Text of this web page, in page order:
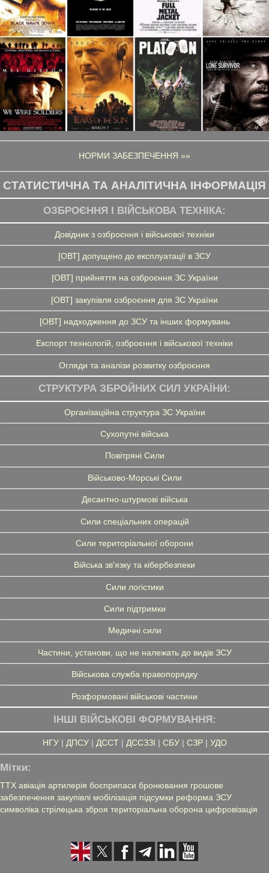
НОРМИ ЗАБЕЗПЕЧЕННЯ »»
СТАТИСТИЧНА ТА АНАЛІТИЧНА ІНФОРМАЦІЯ
ОЗБРОЄННЯ І ВІЙСЬКОВА ТЕХНІКА:
Довідник з озброєння і військової техніки
[ОВТ] допущено до експлуатації в ЗСУ
[ОВТ] прийняття на озброєння ЗС України
[ОВТ] закупівля озброєння для ЗС України
[ОВТ] надходження до ЗСУ та інших формувань
Експорт технологій, озброєння і військової техніки
Огляди та аналізи розвитку озброєння
СТРУКТУРА ЗБРОЙНИХ СИЛ УКРАЇНИ:
Організаційна структура ЗС України
Сухопутні війська
Повітряні Сили
Військово-Морські Сили
Десантно-штурмові війська
Сили спеціальних операцій
Сили територіальної оборони
Війська зв'язку та кібербезпеки
Сили логістики
Сили підтримки
Медичні сили
Частини, установи, що не належать до видів ЗСУ
Військова служба правопорядку
Розформовані військові частини
ІНШІ ВІЙСЬКОВІ ФОРМУВАННЯ:
НГУ| ДПСУ| ДССТ| ДССЗЗІ | СБУ| СЗР| УДО
Мітки:
ТТХ авіація артилерія боєприпаси бронювання грошове
забезпечення закупівлі мобілізація підсумки реформа ЗСУ
символіка стрілецька зброя територіальна оборона цифровізація